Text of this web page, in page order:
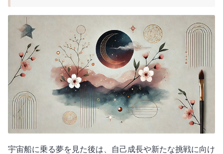
宇宙船に乗る夢を見た後は、自己成長や新たな挑戦に向け